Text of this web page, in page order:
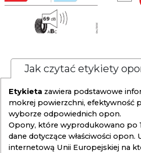
Jak czytać etykiety
Etykieta zawiera podstawowe
mokrej powierzchni, efektywność
wyborze odpowiednich opon.
Opony, które wyprodukowano po
dane dotyczące właściwości
internetową Unii Europejskiej na